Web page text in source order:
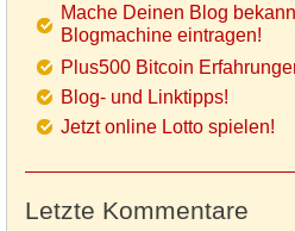
Mache Deinen Blog
Blogmachine eintragen!
Plus500 Bitcoin
Blog- und Linktipps!
Jetzt online Lotto spielen!
Letzte Kommentare